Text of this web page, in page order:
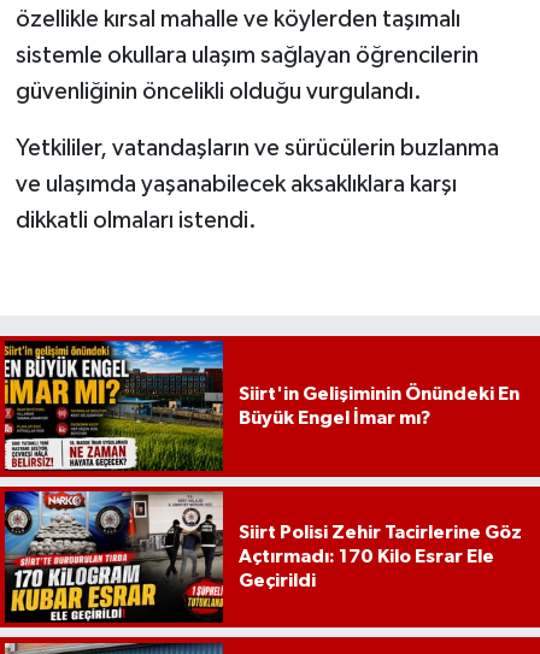
özellikle kırsal mahalle ve köylerden taşımalı
sistemle okullara ulaşım sağlayan öğrencilerin
güvenliğinin öncelikli olduğu vurgulandı.
Yetkililer, vatandaşların ve sürücülerin buzlanma
ve ulaşımda yaşanabilecek aksaklıklara karşı
dikkatli olmaları istendi.
Siirt'in Gelişiminin Önündeki En
Büyük Engel İmar mı?
Siirt Polisi Zehir Tacirlerine Göz
Açtırmadı: 170 Kilo Esrar Ele
Geçirildi